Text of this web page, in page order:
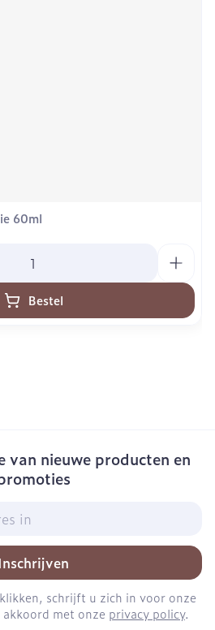
60ml
Bestel
van nieuwe producten en
schrijft u zich in voor onze
met onze privacy policy.